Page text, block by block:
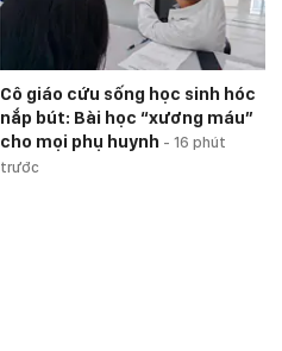
Cô giáo cứu sống học sinh hóc
nắp bút: Bài học “xương máu”
cho mọi phụ huynh - 16 phút
trước